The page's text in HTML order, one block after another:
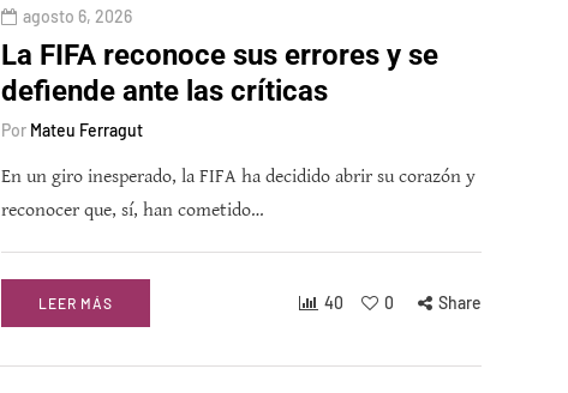
agosto 6, 2026
La FIFA reconoce sus errores y se
defiende ante las críticas
Por Mateu Ferragut
En un giro inesperado, la FIFA ha decidido abrir su corazón y
reconocer que, sí, han cometido…
LEER MÁS 40 0 Share